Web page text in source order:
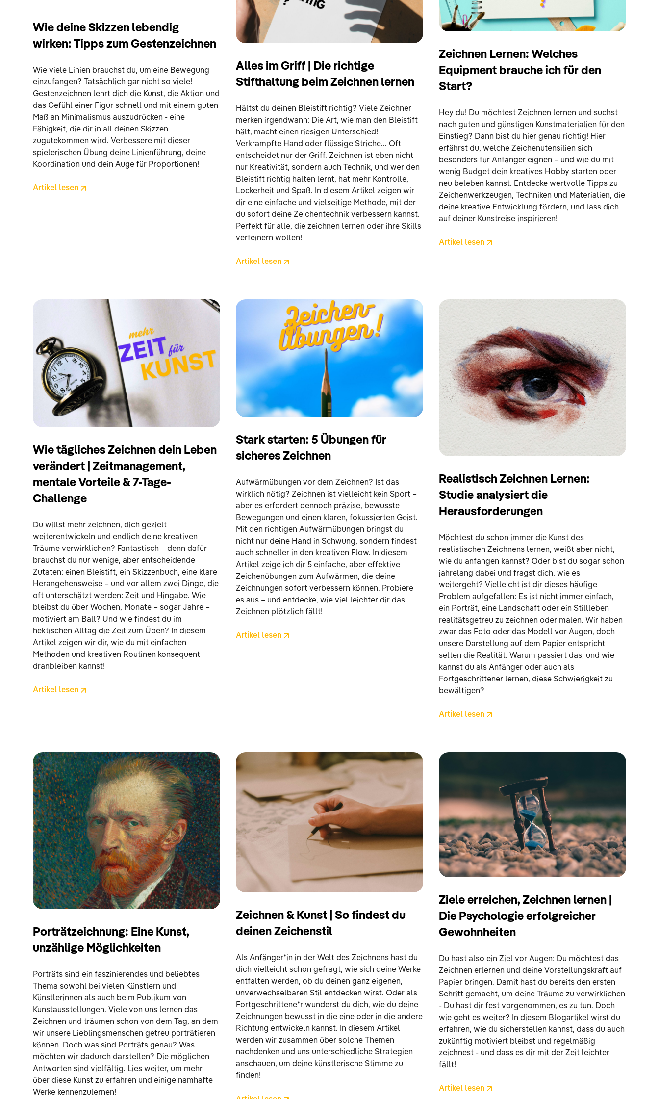
Wie deine Skizzen lebendig
wirken: Tipps zum Gestenzeichnen
Wie viele Linien brauchst du, um eine Bewegung
einzufangen? Tatsächlich gar nicht so viele!
Gestenzeichnen lehrt dich die Kunst, die Aktion und
das Gefühl einer Figur schnell und mit einem guten
Maß an Minimalismus auszudrücken - eine
Fähigkeit, die dir in all deinen Skizzen
zugutekommen wird. Verbessere mit dieser
spielerischen Übung deine Linienführung, deine
Koordination und dein Auge für Proportionen!
Artikel lesen
Alles im Griff | Die richtige
Stifthaltung beim Zeichnen lernen
Hältst du deinen Bleistift richtig? Viele Zeichner
merken irgendwann: Die Art, wie man den Bleistift
hält, macht einen riesigen Unterschied!
Verkrampfte Hand oder flüssige Striche... Oft
entscheidet nur der Griff. Zeichnen ist eben nicht
nur Kreativität, sondern auch Technik, und wer den
Bleistift richtig halten lernt, hat mehr Kontrolle,
Lockerheit und Spaß. In diesem Artikel zeigen wir
dir eine einfache und vielseitige Methode, mit der
du sofort deine Zeichentechnik verbessern kannst.
Perfekt für alle, die zeichnen lernen oder ihre Skills
verfeinern wollen!
Artikel lesen
Zeichnen Lernen: Welches
Equipment brauche ich für den
Start?
Hey du! Du möchtest Zeichnen lernen und suchst
nach guten und günstigen Kunstmaterialien für den
Einstieg? Dann bist du hier genau richtig! Hier
erfährst du, welche Zeichenutensilien sich
besonders für Anfänger eignen – und wie du mit
wenig Budget dein kreatives Hobby starten oder
neu beleben kannst. Entdecke wertvolle Tipps zu
Zeichenwerkzeugen, Techniken und Materialien, die
deine kreative Entwicklung fördern, und lass dich
auf deiner Kunstreise inspirieren!
Artikel lesen
Wie tägliches Zeichnen dein Leben
verändert | Zeitmanagement,
mentale Vorteile & 7-Tage-
Challenge
Du willst mehr zeichnen, dich gezielt
weiterentwickeln und endlich deine kreativen
Träume verwirklichen? Fantastisch – denn dafür
brauchst du nur wenige, aber entscheidende
Zutaten: einen Bleistift, ein Skizzenbuch, eine klare
Herangehensweise – und vor allem zwei Dinge, die
oft unterschätzt werden: Zeit und Hingabe. Wie
bleibst du über Wochen, Monate – sogar Jahre –
motiviert am Ball? Und wie findest du im
hektischen Alltag die Zeit zum Üben? In diesem
Artikel zeigen wir dir, wie du mit einfachen
Methoden und kreativen Routinen konsequent
dranbleiben kannst!
Artikel lesen
Stark starten: 5 Übungen für
sicheres Zeichnen
Aufwärmübungen vor dem Zeichnen? Ist das
wirklich nötig? Zeichnen ist vielleicht kein Sport –
aber es erfordert dennoch präzise, bewusste
Bewegungen und einen klaren, fokussierten Geist.
Mit den richtigen Aufwärmübungen bringst du
nicht nur deine Hand in Schwung, sondern findest
auch schneller in den kreativen Flow. In diesem
Artikel zeige ich dir 5 einfache, aber effektive
Zeichenübungen zum Aufwärmen, die deine
Zeichnungen sofort verbessern können. Probiere
es aus – und entdecke, wie viel leichter dir das
Zeichnen plötzlich fällt!
Artikel lesen
Realistisch Zeichnen Lernen:
Studie analysiert die
Herausforderungen
Möchtest du schon immer die Kunst des
realistischen Zeichnens lernen, weißt aber nicht,
wie du anfangen kannst? Oder bist du sogar schon
jahrelang dabei und fragst dich, wie es
weitergeht? Vielleicht ist dir dieses häufige
Problem aufgefallen: Es ist nicht immer einfach,
ein Porträt, eine Landschaft oder ein Stillleben
realitätsgetreu zu zeichnen oder malen. Wir haben
zwar das Foto oder das Modell vor Augen, doch
unsere Darstellung auf dem Papier entspricht
selten die Realität. Warum passiert das, und wie
kannst du als Anfänger oder auch als
Fortgeschrittener lernen, diese Schwierigkeit zu
bewältigen?
Artikel lesen
Porträtzeichnung: Eine Kunst,
unzählige Möglichkeiten
Porträts sind ein faszinierendes und beliebtes
Thema sowohl bei vielen Künstlern und
Künstlerinnen als auch beim Publikum von
Kunstausstellungen. Viele von uns lernen das
Zeichnen und träumen schon von dem Tag, an dem
wir unsere Lieblingsmenschen getreu porträtieren
können. Doch was sind Porträts genau? Was
möchten wir dadurch darstellen? Die möglichen
Antworten sind vielfältig. Lies weiter, um mehr
über diese Kunst zu erfahren und einige namhafte
Werke kennenzulernen!
Zeichnen & Kunst | So findest du
deinen Zeichenstil
Als Anfänger*in in der Welt des Zeichnens hast du
dich vielleicht schon gefragt, wie sich deine Werke
entfalten werden, ob du deinen ganz eigenen,
unverwechselbaren Stil entdecken wirst. Oder als
Fortgeschrittene*r wunderst du dich, wie du deine
Zeichnungen bewusst in die eine oder in die andere
Richtung entwickeln kannst. In diesem Artikel
werden wir zusammen über solche Themen
nachdenken und uns unterschiedliche Strategien
anschauen, um deine künstlerische Stimme zu
finden!
Ziele erreichen, Zeichnen lernen |
Die Psychologie erfolgreicher
Gewohnheiten
Du hast also ein Ziel vor Augen: Du möchtest das
Zeichnen erlernen und deine Vorstellungskraft auf
Papier bringen. Damit hast du bereits den ersten
Schritt gemacht, um deine Träume zu verwirklichen
- Du hast dir fest vorgenommen, es zu tun. Doch
wie geht es weiter? In diesem Blogartikel wirst du
erfahren, wie du sicherstellen kannst, dass du auch
zukünftig motiviert bleibst und regelmäßig
zeichnest - und dass es dir mit der Zeit leichter
fällt!
Artikel lesen